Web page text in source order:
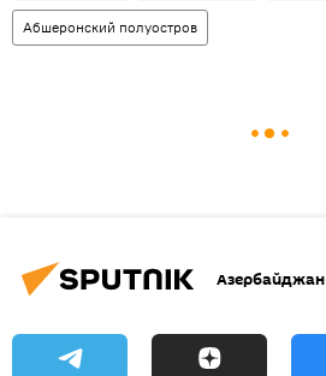
Абшеронский полуостров
Азербайджан